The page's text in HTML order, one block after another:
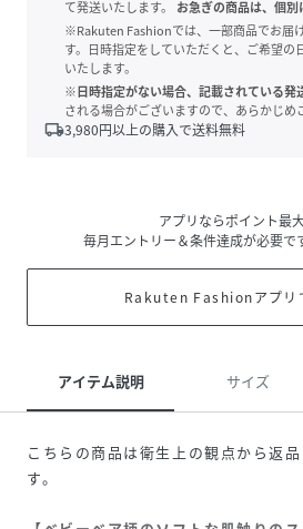
て発送いたします。
お急ぎの商品は、個別
※Rakuten Fashionでは、一部商品でお届
す。日時指定をしていただくと、ご希望の
いたします。
※日時指定がない場合、記載されている発
される場合がございますので、あらかじめ
local_shipping3,980円以上の購入で送料無料
アプリならポイント最
毎月エントリー＆条件達成が必要で
Rakuten Fashionアプリ
アイテム説明 サイズ
こちらの商品は衛生上の観点から返
す。